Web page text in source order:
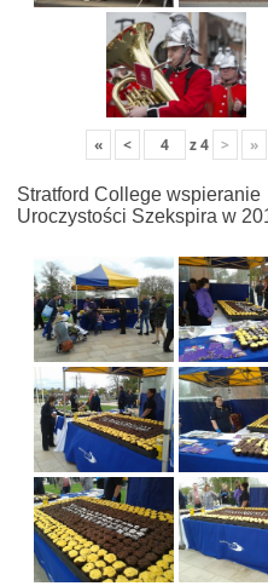
« < z4 > »
Stratford College wspieranie
Uroczystości Szekspira w